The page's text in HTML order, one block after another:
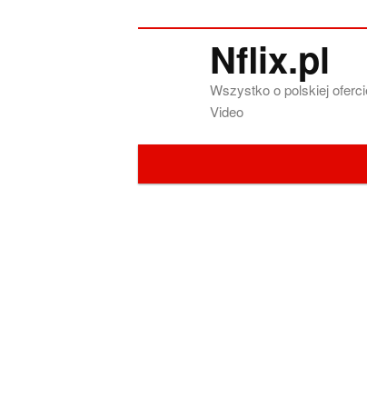
Nflix.pl
Wszystko o polskiej
Video